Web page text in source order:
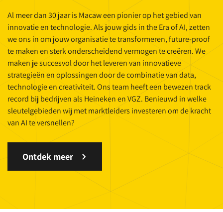
Al meer dan 30 jaar is Macaw een pionier op het gebied van
innovatie en technologie. Als jouw gids in the Era of AI, zetten
we ons in om jouw organisatie te transformeren, future-proof
te maken en sterk onderscheidend vermogen te creëren. We
maken je succesvol door het leveren van innovatieve
strategieën en oplossingen door de combinatie van data,
technologie en creativiteit. Ons team heeft een bewezen track
record bij bedrijven als Heineken en VGZ. Benieuwd in welke
sleutelgebieden wij met marktleiders investeren om de kracht
van AI te versnellen?
Ontdek meer